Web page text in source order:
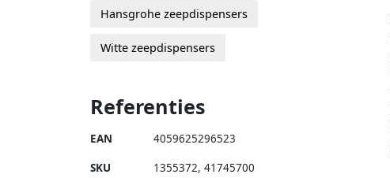
Hansgrohe zeepdispensers
Witte zeepdispensers
Referenties
EAN 4059625296523
SKU 1355372, 41745700